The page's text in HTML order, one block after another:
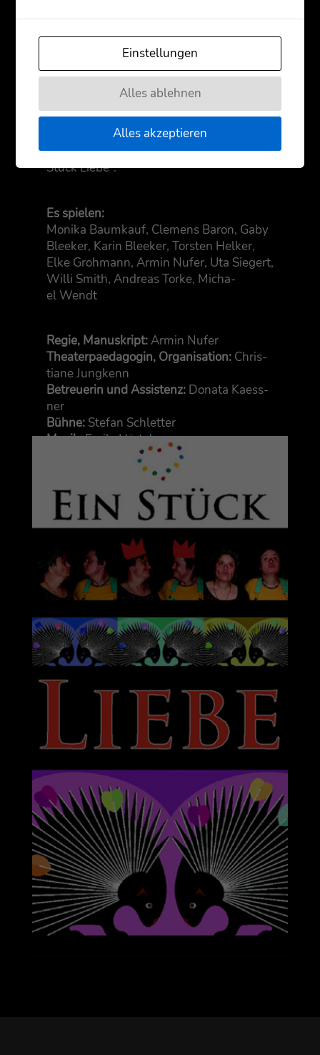
auf lust­lo­se Büh­nen­ar­bei­ter. Die Vor­be­
rei­tun­gen kom­men nicht vor­an, der
Abend­auf­tritt droht zu plat­zen. Uner­war­
tet ent­de­cken die Par­tei­en Inter­es­se
anein­an­der, hel­fen sich gegen­sei­tig bei
Am Ende ent­steht so etwas wie ein„Ein
Stück Liebe“.
Es spie­len:
Moni­ka Baum­kauf, Cle­mens Baron, Gaby
Blee­ker, Karin Blee­ker, Tors­ten Hel­ker,
Elke Groh­mann, Armin Nufer, Uta Sie­gert,
Wil­li Smith, Andre­as Tor­ke, Micha­
el Wendt
Regie, Manu­skript:Armin Nufer
Thea­ter­paed­ago­gin, Orga­ni­sa­ti­on:Chris­
tia­ne Jung­kenn
Betreue­rin und Assis­tenz:Dona­ta Kaess­
ner
Büh­ne:Ste­fan Schlet­ter
Musik:Emi­ly Härtel
Einstellungen
Alles ablehnen
Alles akzeptieren